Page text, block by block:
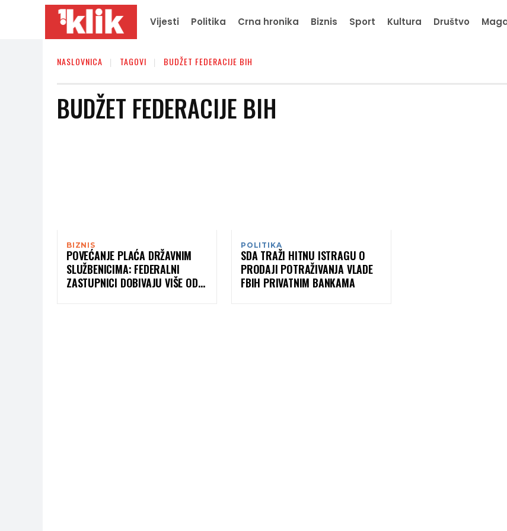
Vijesti Politika Crna hronika Biznis Sport Kultura Društvo
NASLOVNICA TAGOVI BUDŽET FEDERACIJE BIH
BUDŽET FEDERACIJE BIH
BIZNIS
POVEĆANJE PLAĆA DRŽAVNIM
SLUŽBENICIMA: FEDERALNI
ZASTUPNICI DOBIVAJU VIŠE OD
POLITIKA
SDA TRAŽI HITNU ISTRAGU O
PRODAJI POTRAŽIVANJA VLADE
FBIH PRIVATNIM BANKAMA